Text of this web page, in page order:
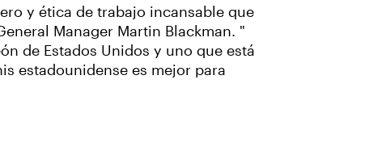
y ética de trabajo incansable que
Manager Martin Blackman. "
de Estados Unidos y uno que está
estadounidense es mejor para